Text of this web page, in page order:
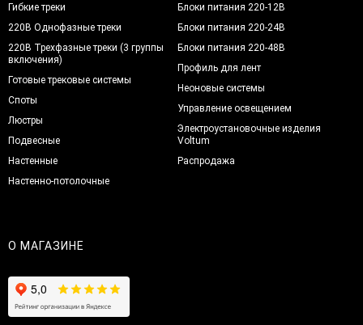
Гибкие треки
220В Однофазные треки
220В Трехфазные треки (3 группы
включения)
Готовые трековые системы
Споты
Люстры
Подвесные
Настенные
Настенно-потолочные
Блоки питания 220-12В
Блоки питания 220-24В
Блоки питания 220-48В
Профиль для лент
Неоновые системы
Управление освещением
Электроустановочные изделия
Voltum
Распродажа
О МАГАЗИНЕ